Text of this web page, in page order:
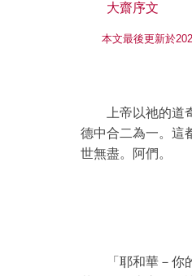
大齋序文
本文最後更新於
上帝以祂的
德中合二為一。這
世無盡。阿們。
「耶和華－